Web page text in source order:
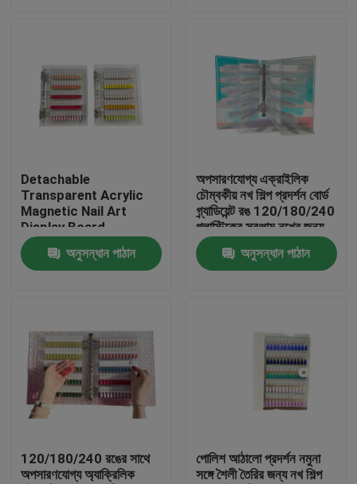
পণ্য
ভিডিও
আমাদের সম্পর্কে
কারখানা পরিদর্শন
গুণমান নিয়ন্ত্রণ
একটি উদ্ধৃতি অনুরোধ করুন
প্লাস্টিকের বোতল ক্যাপ
Detachable
Transparent Acrylic
Magnetic Nail Art
Display Board
120/180/240 Colors
Book Plastic Tool for
Nail Tips Made Gel
অনুসন্ধান পাঠান
অপসারণযোগ্য এক্রাইলিক
চৌম্বকীয় নখ শিল্প প্রদর্শন বোর্ড
গ্র্যাডিয়েন্ট রঙ 120/180/240
প্লাস্টিকের সরঞ্জাম নখের জন্য
ছায়াছবি
অনুসন্ধান পাঠান
120/180/240 রঙের সাথে
অপসারণযোগ্য অ্যাক্রিলিক
পোলিশ আঠালো প্রদর্শন নমুনা
সঙ্গে শৈলী তৈরির জন্য নখ শিল্প